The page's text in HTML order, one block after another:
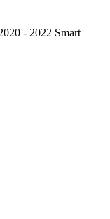
- 2022 Smart